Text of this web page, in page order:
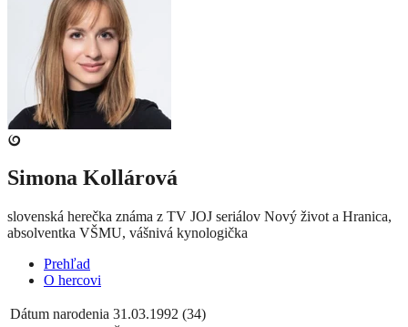
Simona Kollárová
slovenská herečka známa z TV JOJ seriálov Nový život a Hranica,
absolventka VŠMU, vášnivá kynologička
Prehľad
O hercovi
Dátum narodenia 31.03.1992 (34)